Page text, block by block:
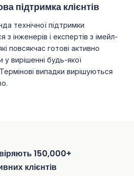
підтримка клієнтів
технічної підтримки
з інженерів і експертів з імейл-
повсякчас готові активно
у вирішенні будь-якої
випадки вирішуються
150,000+
клієнтів